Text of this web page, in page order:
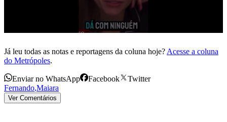
Já leu todas as notas e reportagens da coluna hoje? Acesse a coluna
do Metrópoles.
Enviar no WhatsApp Facebook
Twitter
Fernando,Maiara
Ver Comentários